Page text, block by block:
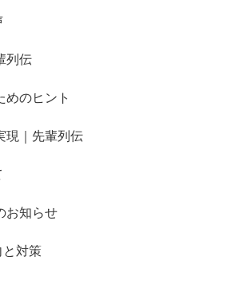
列伝
めのヒント
現｜先輩列伝
お知らせ
と対策